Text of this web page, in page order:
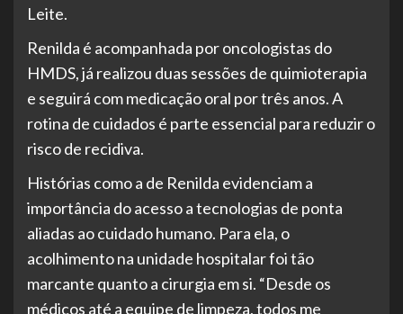
Leite.
Renilda é acompanhada por oncologistas do
HMDS, já realizou duas sessões de quimioterapia
e seguirá com medicação oral por três anos. A
rotina de cuidados é parte essencial para reduzir o
risco de recidiva.
Histórias como a de Renilda evidenciam a
importância do acesso a tecnologias de ponta
aliadas ao cuidado humano. Para ela, o
acolhimento na unidade hospitalar foi tão
marcante quanto a cirurgia em si. “Desde os
médicos até a equipe de limpeza, todos me